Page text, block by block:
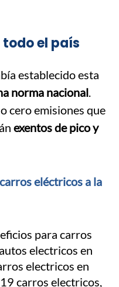
el país
establecido esta
norma nacional.
cero emisiones que
exentos de pico y
eléctricos a la